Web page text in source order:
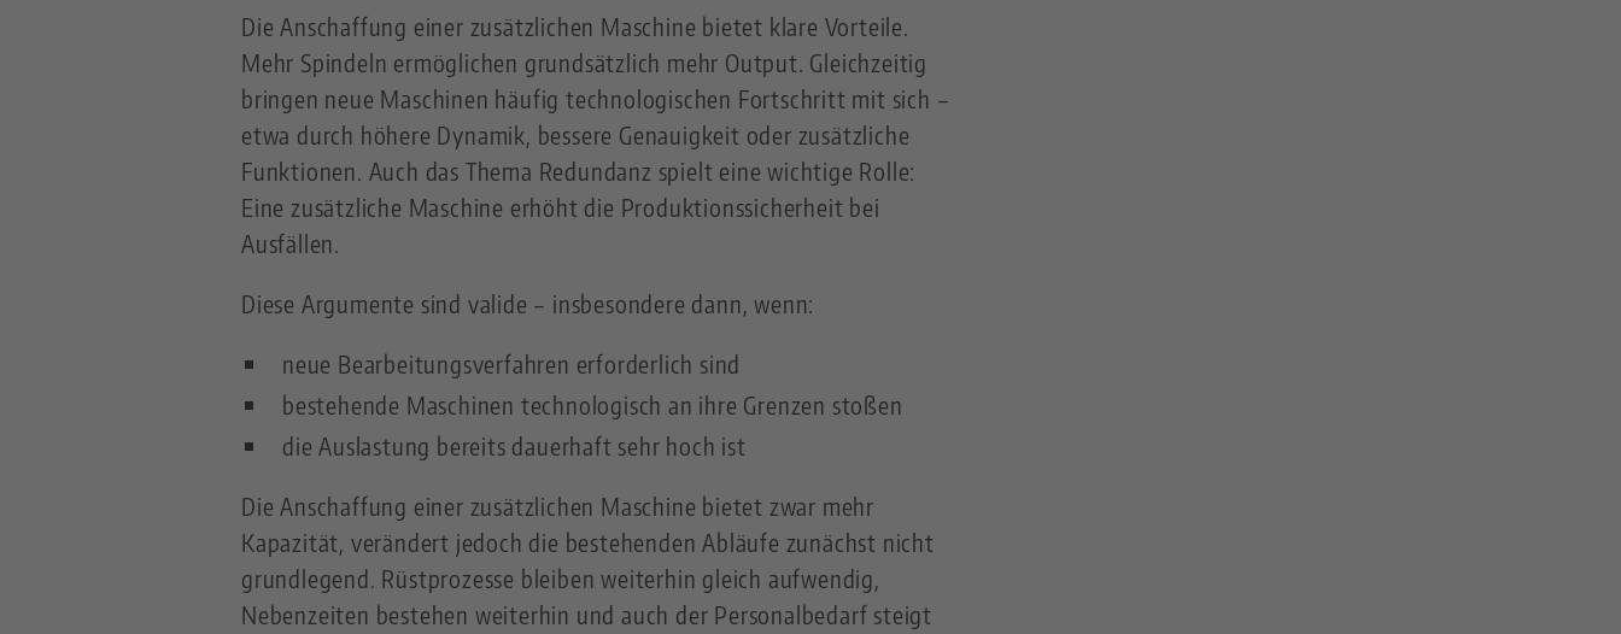
Die Anschaffung einer zusätzlichen Maschine bietet klare Vorteile.
Mehr Spindeln ermöglichen grundsätzlich mehr Output. Gleichzeitig
bringen neue Maschinen häufig technologischen Fortschritt mit sich –
etwa durch höhere Dynamik, bessere Genauigkeit oder zusätzliche
Funktionen. Auch das Thema Redundanz spielt eine wichtige Rolle:
Eine zusätzliche Maschine erhöht die Produktionssicherheit bei
Ausfällen.
Diese Argumente sind valide – insbesondere dann, wenn:
neue Bearbeitungsverfahren erforderlich sind
bestehende Maschinen technologisch an ihre Grenzen stoßen
die Auslastung bereits dauerhaft sehr hoch ist
Die Anschaffung einer zusätzlichen Maschine bietet zwar mehr
Kapazität, verändert jedoch die bestehenden Abläufe zunächst nicht
grundlegend. Rüstprozesse bleiben weiterhin gleich aufwendig,
Nebenzeiten bestehen weiterhin und auch der Personalbedarf steigt